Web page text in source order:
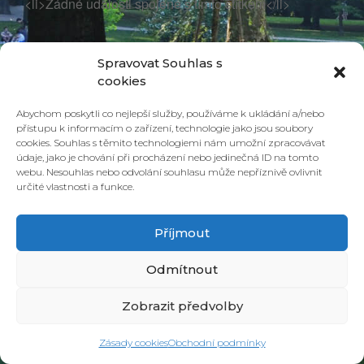
Spravovat Souhlas s
cookies
Abychom poskytli co nejlepší služby, používáme k ukládání a/nebo
přístupu k informacím o zařízení, technologie jako jsou soubory
cookies. Souhlas s těmito technologiemi nám umožní zpracovávat
údaje, jako je chování při procházení nebo jedinečná ID na tomto
webu. Nesouhlas nebo odvolání souhlasu může nepříznivě ovlivnit
určité vlastnosti a funkce.
Příjmout
Odmítnout
Zobrazit předvolby
Zásady cookiesObchodní podmínky
© 2026 PONAVA CAFÉ & RESTAURANT |